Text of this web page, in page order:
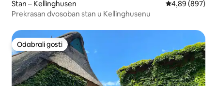
Stan – Kellinghusen Prosječna
4,89 (897)
Prekrasan dvosoban stan u Kellinghusenu
Odabrali gosti
Odabrali gosti